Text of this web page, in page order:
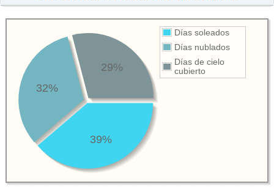
Días soleados
Días nublados
Días de cielo
cubierto
39%
32%
29%